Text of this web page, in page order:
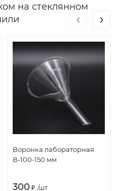
на стеклянном
Воронка лабораторная
В-100-150 мм
300 ₽ /шт.
‹ ›